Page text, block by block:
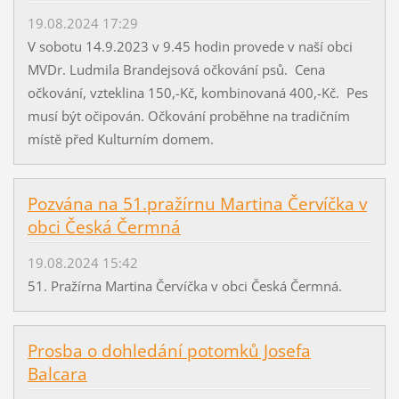
19.08.2024 17:29
V sobotu 14.9.2023 v 9.45 hodin provede v naší obci
MVDr. Ludmila Brandejsová očkování psů. Cena
očkování, vzteklina 150,-Kč, kombinovaná 400,-Kč. Pes
musí být očipován. Očkování proběhne na tradičním
místě před Kulturním domem.
Pozvána na 51.pražírnu Martina Červíčka v
obci Česká Čermná
19.08.2024 15:42
51. Pražírna Martina Červíčka v obci Česká Čermná.
Prosba o dohledání potomků Josefa
Balcara